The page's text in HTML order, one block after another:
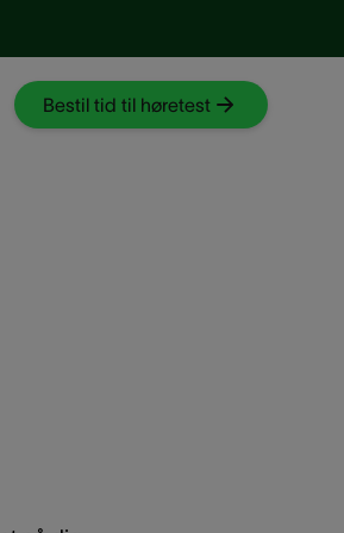
Bestil tid til høretest